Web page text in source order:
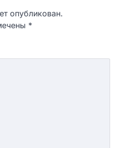
опубликован.
*